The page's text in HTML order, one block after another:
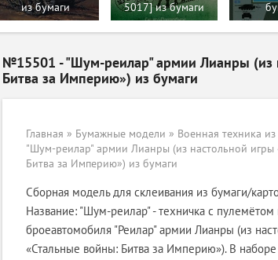
из бумаги
5017] из бумаги
№15501 - "Шум-реилар" армии Лианры (из
Битва за Империю») из бумаги
Главная » Бумажные модели » Военная техника
"Шум-реилар" армии Лианры (из настольной игры
Битва за Империю») из бумаги
Сборная модель для склеивания из бумаги/
Название: "Шум-реилар" - техничка с пулемётом
броеавтомобиля "Реилар" армии Лианры (из
«Стальные войны: Битва за Империю»). В наборе